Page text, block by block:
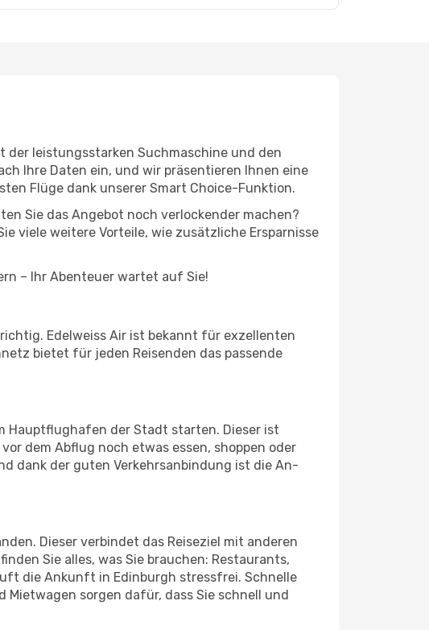
der leistungsstarken Suchmaschine und den
Ihre Daten ein, und wir präsentieren Ihnen eine
Flüge dank unserer Smart Choice-Funktion.
Sie das Angebot noch verlockender machen?
viele weitere Vorteile, wie zusätzliche Ersparnisse
– Ihr Abenteuer wartet auf Sie!
Edelweiss Air ist bekannt für exzellenten
bietet für jeden Reisenden das passende
Hauptflughafen der Stadt starten. Dieser ist
dem Abflug noch etwas essen, shoppen oder
dank der guten Verkehrsanbindung ist die An-
Dieser verbindet das Reiseziel mit anderen
Sie alles, was Sie brauchen: Restaurants,
die Ankunft in Edinburgh stressfrei. Schnelle
Mietwagen sorgen dafür, dass Sie schnell und